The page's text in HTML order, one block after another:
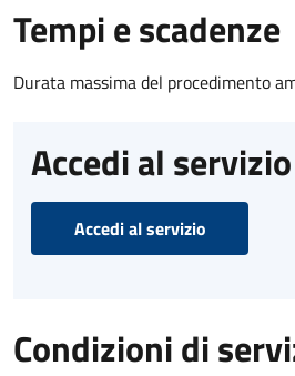
Tempi e scadenze
Durata massima del procedimento
Accedi al servizio
Accedi al servizio
Condizioni di